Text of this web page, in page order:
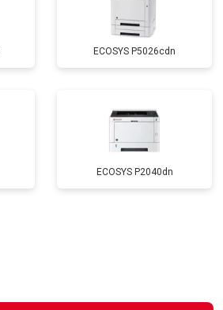
ECOSYS P5026cdn
ECOSYS P2040dn